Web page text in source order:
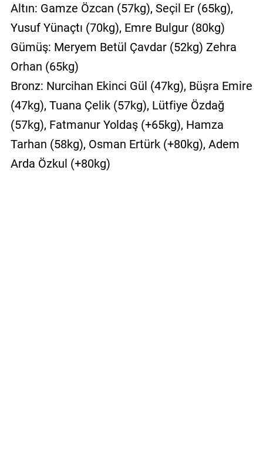
Altın: Gamze Özcan (57kg), Seçil Er (65kg),
Yusuf Yünaçtı (70kg), Emre Bulgur (80kg)
Gümüş: Meryem Betül Çavdar (52kg) Zehra
Orhan (65kg)
Bronz: Nurcihan Ekinci Gül (47kg), Büşra Emire
(47kg), Tuana Çelik (57kg), Lütfiye Özdağ
(57kg), Fatmanur Yoldaş (+65kg), Hamza
Tarhan (58kg), Osman Ertürk (+80kg), Adem
Arda Özkul (+80kg)